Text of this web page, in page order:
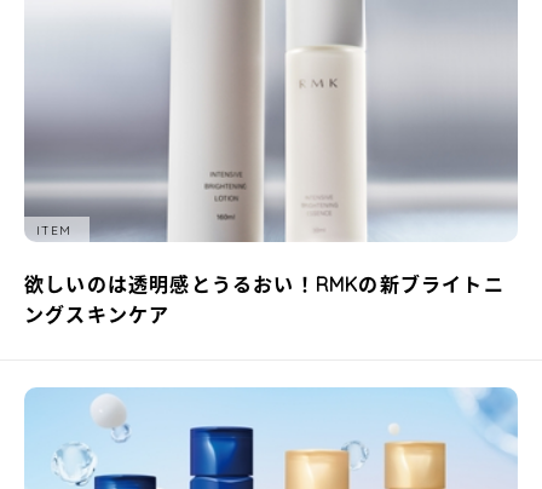
ITEM
欲しいのは透明感とうるおい！RMKの新ブライトニ
ングスキンケア